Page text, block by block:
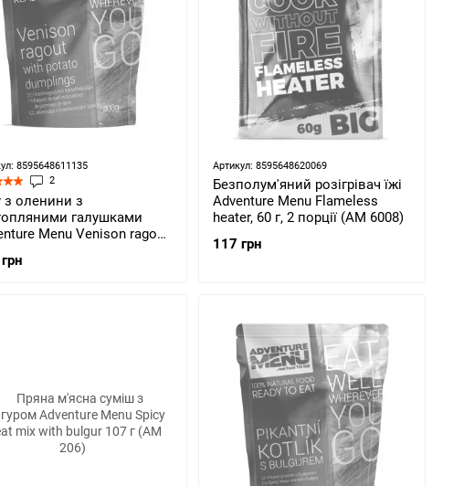
8595648611135
2
з оленини з
галушками
Menu Venison ragout
Артикул: 8595648620069
Безполум'яний розігрівач їжі
Adventure Menu Flameless
heater, 60 г, 2 порції (AM 6008)
117 грн